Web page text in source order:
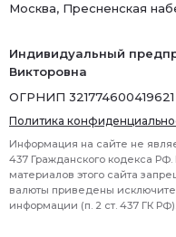
Москва, Пресненская
Индивидуальный
Викторовна
ОГРНИП
Политика
Информация на сайте не
437 Гражданского кодекса
материалов этого сайта
валюты приведены
информации (п. 2 ст. 437 ГК РФ).